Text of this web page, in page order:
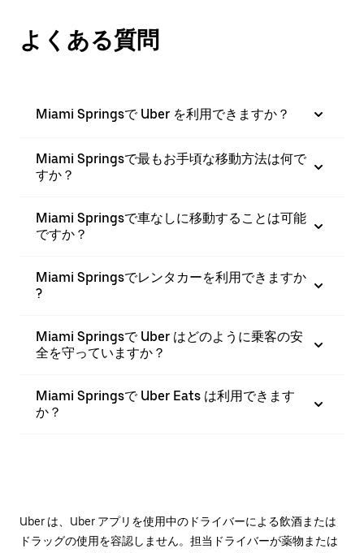
よくある質問
Miami Springsで Uber を利用できますか？
Miami Springsで最もお手頃な移動方法は何で
すか？
Miami Springsで車なしに移動することは可能
ですか？
Miami Springsでレンタカーを利用できますか
?
Miami Springsで Uber はどのように乗客の安
全を守っていますか？
Miami Springsで Uber Eats は利用できます
か？
Uber は、Uber アプリを使用中のドライバーによる飲酒または
ドラッグの使用を容認しません。担当ドライバーが薬物または